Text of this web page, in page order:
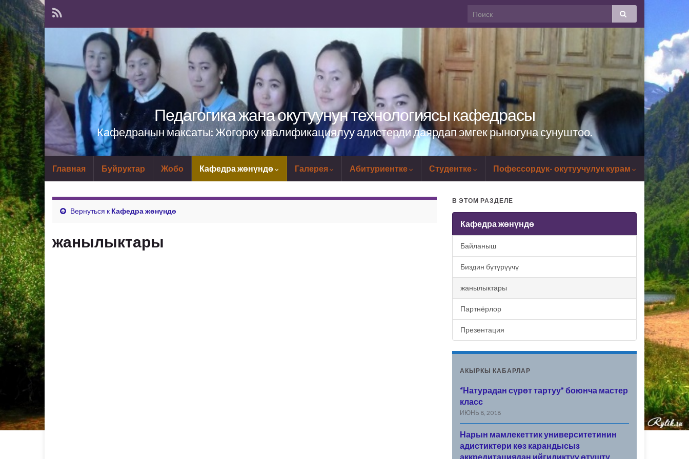
Педагогика жана окутуунун технологиясы кафедрасы
Кафедранын максаты: Жогорку квалификациялуу адистерди даярдап эмгек рыногуна сунуштоо.
Главная Буйруктар Жобо Кафедра жөнүндө Галерея Абитуриентке Студентке Пофессордук- окутуучулук курам
Вернуться к Кафедра жөнүндө
жанылыктары
В ЭТОМ РАЗДЕЛЕ
Кафедра жөнүндө
Байланыш
Биздин бүтүрүүчү
жанылыктары
Партнёрлор
Презентация
АКЫРКЫ КАБАРЛАР
“Натурадан сүрөт тартуу” боюнча мастер
класс
ИЮНЬ 8, 2018
Нарын мамлекеттик университетинин
адистиктери көз карандысыз
аккредитациядан ийгиликтүү өтүштү